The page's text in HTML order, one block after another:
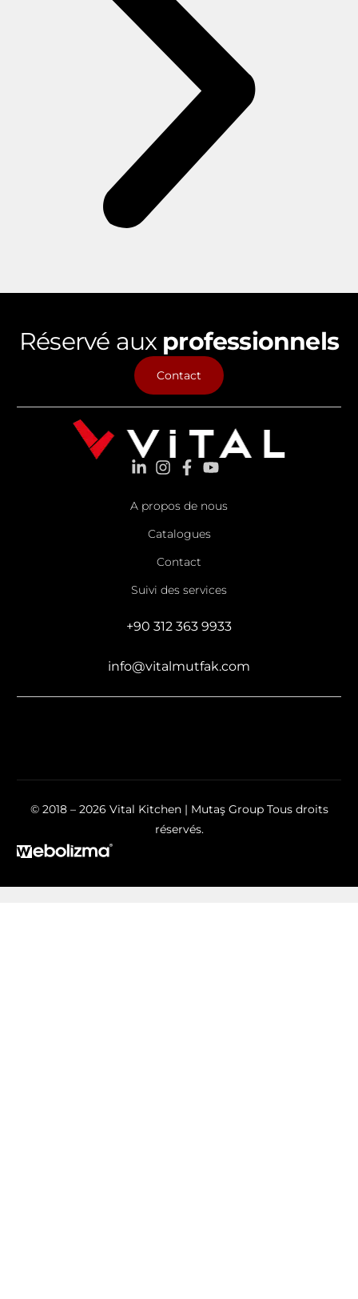
Réservé aux professionnels
Contact
A propos de nous
Catalogues
Contact
Suivi des services
+90 312 363 9933
info@vitalmutfak.com
© 2018 – 2026 Vital Kitchen | Mutaş Group Tous droits
réservés.